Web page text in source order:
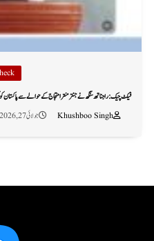
فیکٹ چیک: راجناتھ سنگھ نے جنتر منتر احتجاج کے حوالے سے پاکستان
Khushboo Singh
جولائی 27, 2026